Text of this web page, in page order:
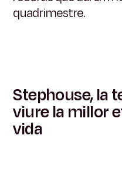
quadrimestre.
Stephouse, la
viure la millor
vida